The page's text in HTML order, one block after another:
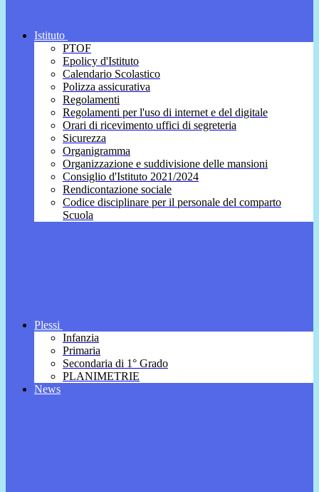
Istituto
PTOF
Epolicy d'Istituto
Calendario Scolastico
Polizza assicurativa
Regolamenti
Regolamenti per l'uso di internet e del digitale
Orari di ricevimento uffici di segreteria
Sicurezza
Organigramma
Organizzazione e suddivisione delle mansioni
Consiglio d'Istituto 2021/2024
Rendicontazione sociale
Codice disciplinare per il personale del comparto
Scuola
Plessi
Infanzia
Primaria
Secondaria di 1° Grado
PLANIMETRIE
News